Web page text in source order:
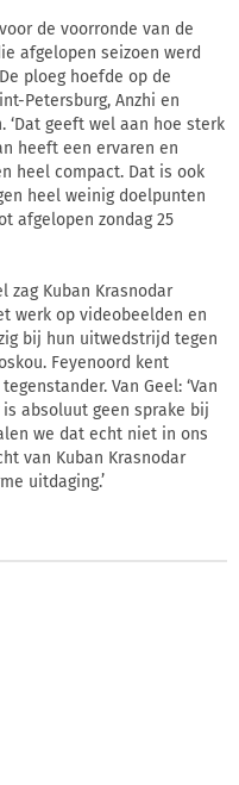
de voorronde van de
afgelopen seizoen werd
ploeg hoefde op de
Petersburg, Anzhi en
‘Dat geeft wel aan hoe sterk
heeft een ervaren en
heel compact. Dat is ook
heel weinig doelpunten
afgelopen zondag 25
zag Kuban Krasnodar
werk op videobeelden en
bij hun uitwedstrijd tegen
Feyenoord kent
Van Geel: ‘Van
absoluut geen sprake bij
we dat echt niet in ons
van Kuban Krasnodar
uitdaging.’